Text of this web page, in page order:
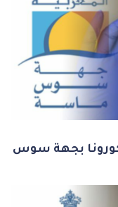
كورونا بجهة سوس